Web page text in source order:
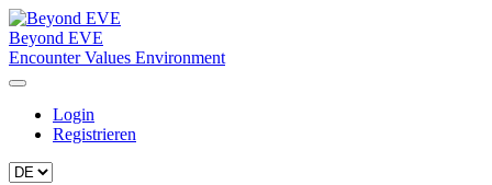
Beyond EVE
Encounter Values Environment
Login
Registrieren